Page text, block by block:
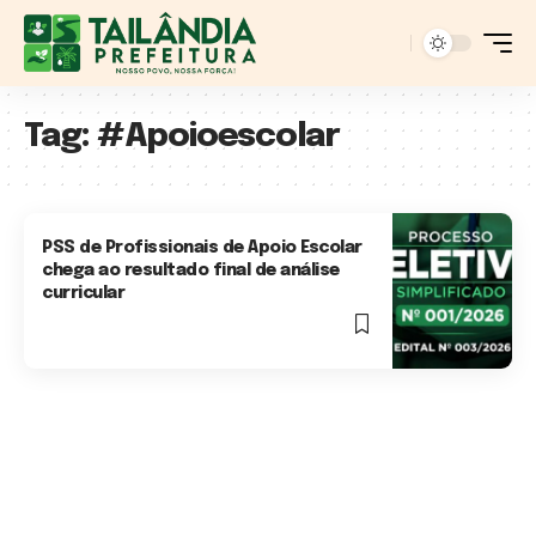
Tag: #Apoioescolar
PSS de Profissionais de Apoio Escolar
chega ao resultado final de análise
curricular